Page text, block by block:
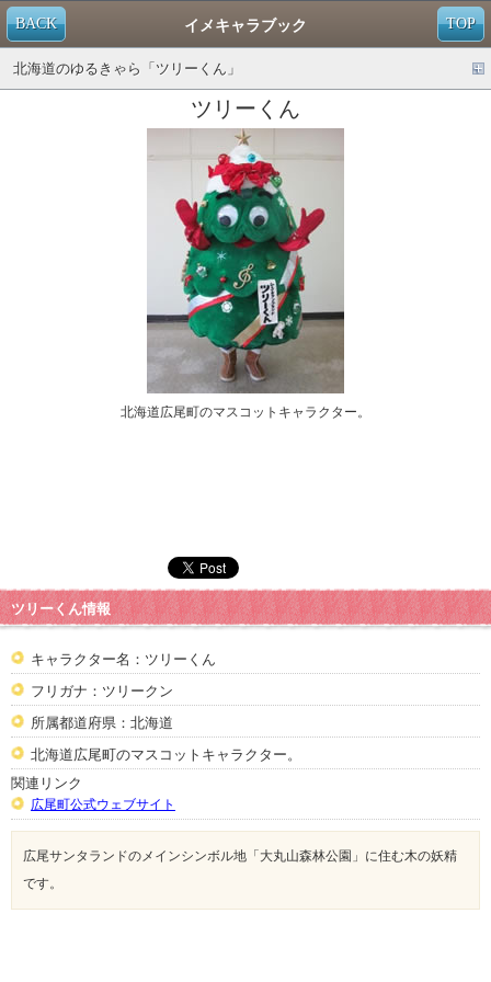
TOP
BACK イメキャラブック
北海道のゆるきゃら「ツリーくん」
ツリーくん
北海道広尾町のマスコットキャラクター。
ツリーくん情報
キャラクター名：ツリーくん
フリガナ：ツリークン
所属都道府県：北海道
北海道広尾町のマスコットキャラクター。
関連リンク
広尾町公式ウェブサイト
広尾サンタランドのメインシンボル地「大丸山森林公園」に住む木の妖精
です。